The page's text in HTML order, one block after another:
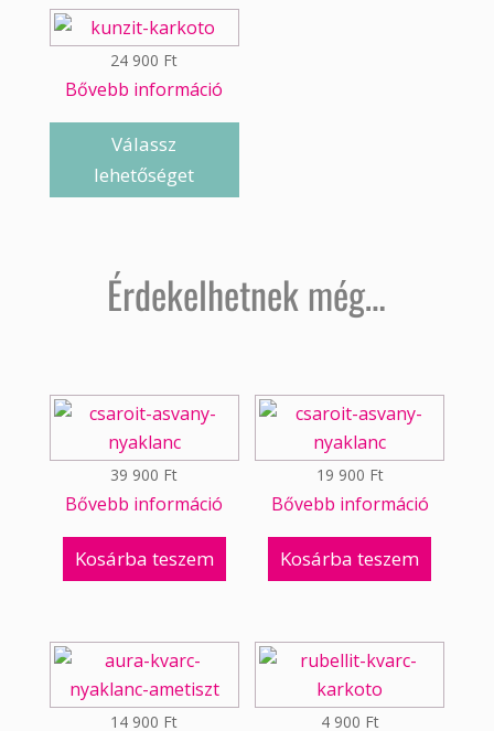
24 900 Ft
Bővebb információ
Válassz
lehetőséget
Érdekelhetnek még…
39 900 Ft
Bővebb információ
Kosárba teszem
19 900 Ft
Bővebb információ
Kosárba teszem
14 900 Ft 4 900 Ft